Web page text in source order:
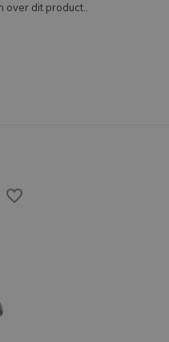
over dit product..